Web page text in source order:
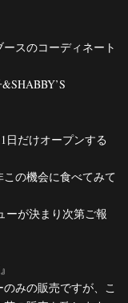
スのコーディネート
日だけオープンする
の機会に食べてみて
ーが決まり次第ご報
みの販売ですが、こ